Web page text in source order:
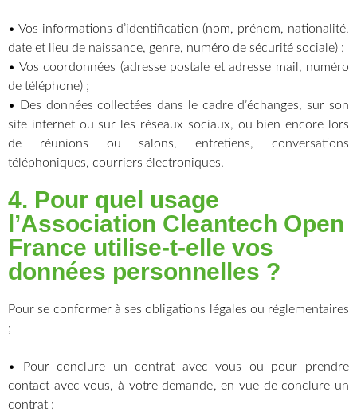
• Vos informations d’identification (nom, prénom, nationalité,
date et lieu de naissance, genre, numéro de sécurité sociale) ;
• Vos coordonnées (adresse postale et adresse mail, numéro
de téléphone) ;
• Des données collectées dans le cadre d’échanges, sur son
site internet ou sur les réseaux sociaux, ou bien encore lors
de réunions ou salons, entretiens, conversations
téléphoniques, courriers électroniques.
4. Pour quel usage
l’Association Cleantech Open
France utilise-t-elle vos
données personnelles ?
Pour se conformer à ses obligations légales ou réglementaires
;
• Pour conclure un contrat avec vous ou pour prendre
contact avec vous, à votre demande, en vue de conclure un
contrat ;